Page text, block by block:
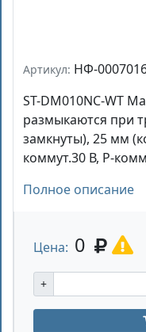
Артикул: НФ-
ST-DM010NC-WT
размыкаются при
замкнуты), 25 мм
коммут.30 В, P-
Полное описание
Цена: 0
+